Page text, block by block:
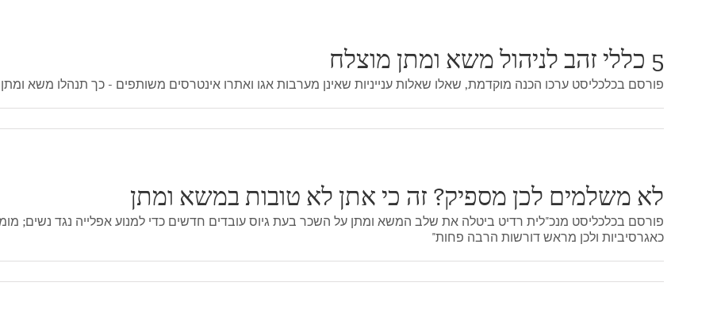
5 כללי זהב לניהול משא ומתן מוצלח
פורסם בכלכליסט ערכו הכנה מוקדמת, שאלו שאלות ענייניות שאינן מערבות אגו ואתרו אינטרסים משותפים - כך תנהלו משא
לא משלמים לכן מספיק? זה כי אתן לא טובות במשא ומתן
פורסם בכלכליסט מנכ"לית רדיט ביטלה את שלב המשא ומתן על השכר בעת גיוס עובדים חדשים כדי למנוע אפלייה נגד נשים;
כאגרסיביות ולכן מראש דורשות הרבה פחות"